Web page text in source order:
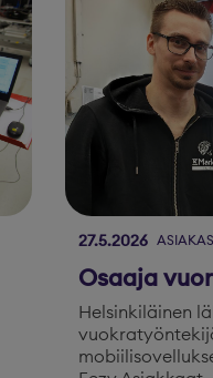
27.5.2026
Osaaja
Helsinkiläinen